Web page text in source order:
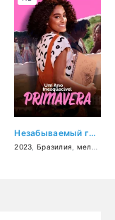
Незабываемый год: Весна
2023 Бразилия мелодрама